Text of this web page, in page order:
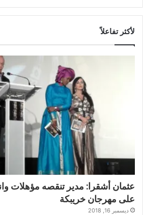
لأكثر تفاعلاً
عثمان أشقرا: مدير تنقصه مؤهلات
على مهرجان خريبكة
ديسمبر 16, 2018